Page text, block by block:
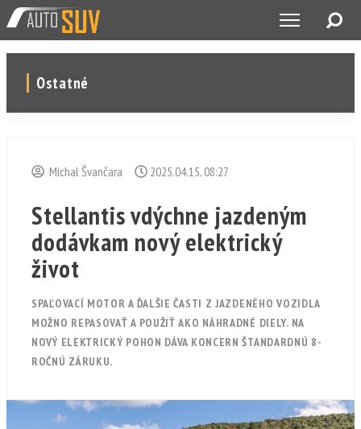
Ostatné
Michal Švančara 2025.04.15, 08:27
Stellantis vdýchne jazdeným
dodávkam nový elektrický
život
SPAĽOVACÍ MOTOR A ĎALŠIE ČASTI Z JAZDENÉHO VOZIDLA
MOŽNO REPASOVAŤ A POUŽIŤ AKO NÁHRADNÉ DIELY. NA
NOVÝ ELEKTRICKÝ POHON DÁVA KONCERN ŠTANDARDNÚ 8-
ROČNÚ ZÁRUKU.